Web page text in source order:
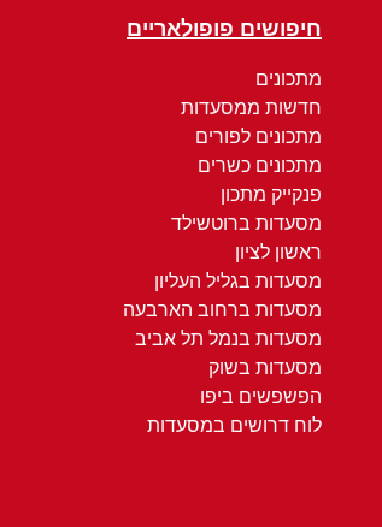
חיפושים פופולאריים
מתכונים
חדשות ממסעדות
מתכונים לפורים
מתכונים כשרים
פנקייק מתכון
מסעדות ברוטשילד
ראשון לציון
מסעדות בגליל העליון
מסעדות ברחוב הארבעה
מסעדות בנמל תל אביב
מסעדות בשוק
הפשפשים ביפו
לוח דרושים במסעדות